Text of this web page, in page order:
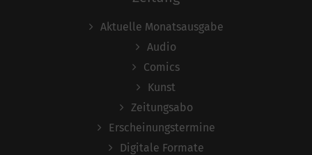
Aktuelle Monatsausgabe
Audio
Comics
Kunst
Zeitungsabo
Erscheinungstermine
Digitale Formate